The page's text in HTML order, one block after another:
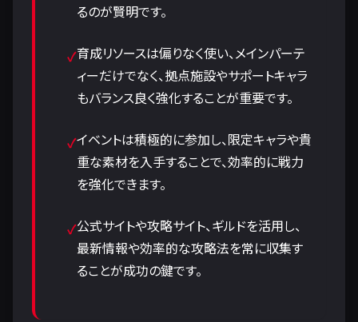
るのが賢明です。
育成リソースは偏りなく使い、メインパーテ
ィーだけでなく、拠点施設やサポートキャラ
もバランス良く強化することが重要です。
イベントは積極的に参加し、限定キャラや貴
重な素材を入手することで、効率的に戦力
を強化できます。
公式サイトや攻略サイト、ギルドを活用し、
最新情報や効率的な攻略法を常に収集す
ることが成功の鍵です。